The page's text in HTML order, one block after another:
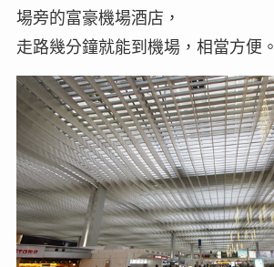
場旁的富豪機場酒店，
走路幾分鐘就能到機場，相當方便。